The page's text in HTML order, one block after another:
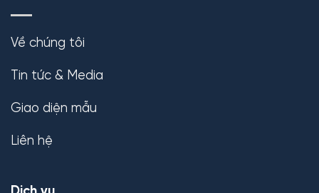
Về chúng tôi
Tin tức & Media
Giao diện mẫu
Liên hệ